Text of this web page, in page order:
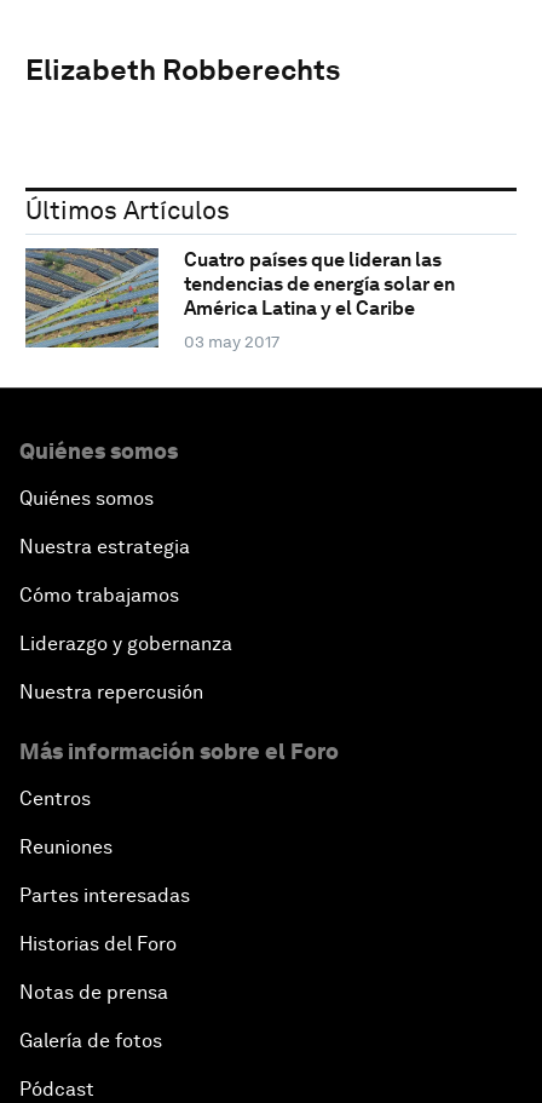
Elizabeth Robberechts
Últimos Artículos
Cuatro países que lideran las
tendencias de energía solar en
América Latina y el Caribe
03 may 2017
Quiénes somos
Quiénes somos
Nuestra estrategia
Cómo trabajamos
Liderazgo y gobernanza
Nuestra repercusión
Más información sobre el Foro
Centros
Reuniones
Partes interesadas
Historias del Foro
Notas de prensa
Galería de fotos
Pódcast